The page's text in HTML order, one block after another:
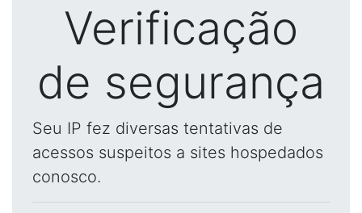
Verificação
de segurança
Seu IP fez diversas tentativas de
acessos suspeitos a sites hospedados
conosco.